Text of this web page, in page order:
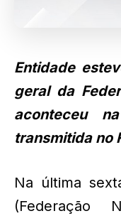
Entidade
geral da
aconteceu
transmitida no
Na última
(Federação